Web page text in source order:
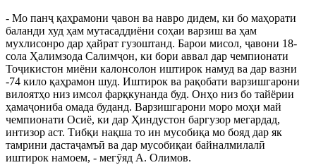
- Мо панҷ қаҳрамони ҷавон ва навро дидем, ки бо маҳорати
баланди худ ҳам мутасаддиёни соҳаи варзиш ва ҳам
мухлисонро дар ҳайрат гузоштанд. Барои мисол, ҷавони 18-
сола Ҳалимзода Салимҷон, ки бори аввал дар чемпионати
Тоҷикистон миёни калонсолон иштирок намуд ва дар вазни
-74 кило қаҳрамон шуд. Иштирок ва рақобати варзишгарони
вилоятҳо низ имсол фарқкунанда буд. Онҳо низ бо тайёрии
ҳамаҷониба омада буданд. Варзишгарони моро моҳи май
чемпионати Осиё, ки дар Ҳиндустон баргузор мегардад,
интизор аст. Тибқи нақша то ин мусобиқа мо бояд дар як
тамрини дастаҷамъӣ ва дар мусобиқаи байналмилалӣ
иштирок намоем, - мегӯяд А. Олимов.